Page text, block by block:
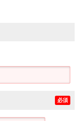
必須